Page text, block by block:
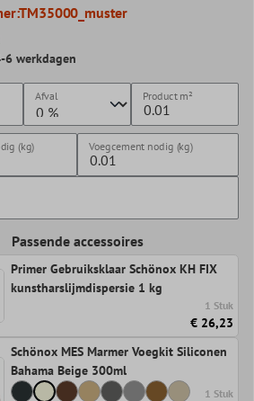
TM35000_muster
werkdagen
Afval Productm²
(kg) Voegcement nodig (kg)
Passende accessoires
Primer Gebruiksklaar Schönox KH FIX
kunstharslijmdispersie 1 kg
1 Stuk
€ 26,23
Schönox MES Marmer Voegkit Siliconen
Bahama Beige 300ml
1 Stuk